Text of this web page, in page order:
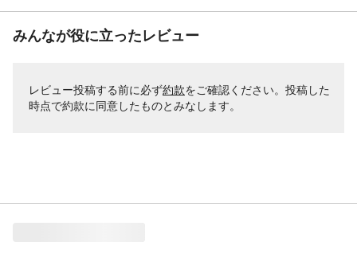
みんなが役に立ったレビュー
レビュー投稿する前に必ず約款をご確認ください。投稿した
時点で約款に同意したものとみなします。